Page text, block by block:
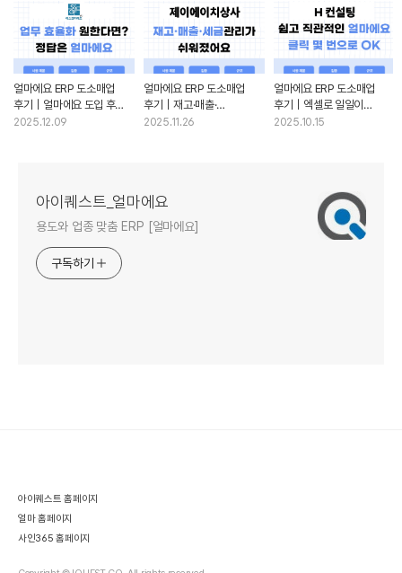
얼마에요 ERP 도소매업
후기｜얼마에요 도입 후
업무 처리 속도가
2025.12.09
얼마에요 ERP 도소매업
후기｜재고·매출·
세금관리까지 혼자 처리하는
2025.11.26
얼마에요 ERP 도소매업
후기｜엑셀로 일일이
입력하던 업무, 이제는 클릭
2025.10.15
아이퀘스트_얼마에요
용도와 업종 맞춤 ERP [얼마에요]
구독하기
아이퀘스트 홈페이지
얼마 홈페이지
사인365 홈페이지